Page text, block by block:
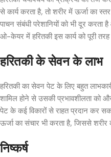
से कार्य करता है, तो शरीर में ऊर्जा का
पाचन संबंधी परेशानियों को भी दूर
ओ-केयर में हरितकी इस कार्य को पूरी
हरितकी के सेवन के लाभ
हरितकी का सेवन पेट के लिए बहुत
शामिल होने से उसकी प्रभावशीलता को
पेट के कई विकारों से राहत प्रदान कर
ऊर्जा का संचार भी करता है, जिससे शरीर
निष्कर्ष